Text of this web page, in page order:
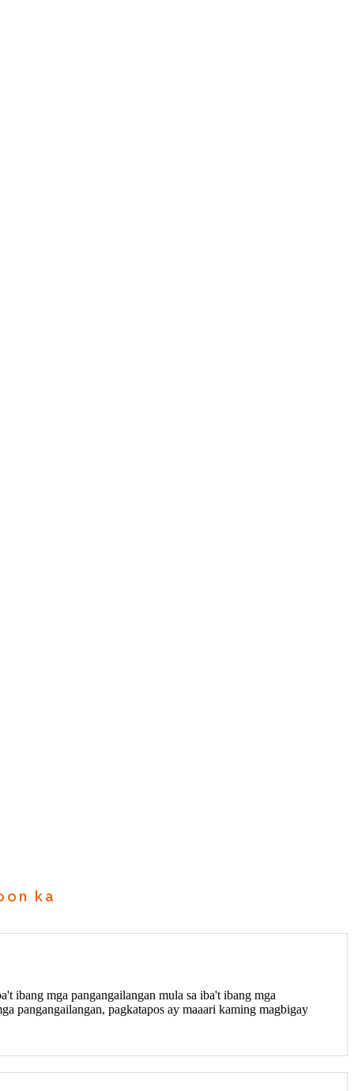
ka
ibang mga pangangailangan mula sa iba't ibang mga
pangangailangan, pagkatapos ay maaari kaming magbigay